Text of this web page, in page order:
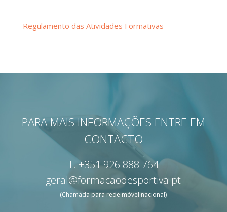
Regulamento das Atividades Formativas
PARA MAIS INFORMAÇÕES ENTRE EM
CONTACTO
T.+351 926 888 764
geral@formacaodesportiva.pt
(Chamada para rede móvel nacional)